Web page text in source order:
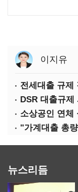
이지유
전세대출 규
DSR 대출규
소상공인 연체
"가계대출 총
뉴스리듬